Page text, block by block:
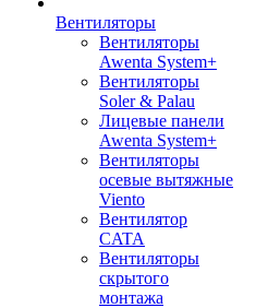
Вентиляторы
Вентиляторы
Awenta System+
Вентиляторы
Soler & Palau
Лицевые панели
Awenta System+
Вентиляторы
осевые вытяжные
Viento
Вентилятор
CATA
Вентиляторы
скрытого
монтажа